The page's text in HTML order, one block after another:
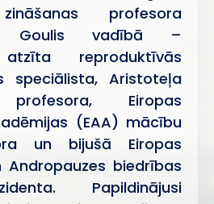
profesora
Goulis vadībā –
reproduktīvās
speciālista, Aristoteļa
profesora, Eiropas
(EAA) mācību
un bijušā Eiropas
Andropauzes biedrības
Papildinājusi